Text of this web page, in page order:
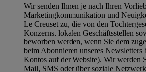
Wir senden Ihnen je nach Ihren
Marketingkommunikation und
Le Creuset zu, die von den
Konzerns, lokalen Geschäftsstellen
beworben werden, wenn Sie dem
beim Abonnieren unseres Newsletters
Kontos auf der Website). Wir werden
Mail, SMS oder über soziale